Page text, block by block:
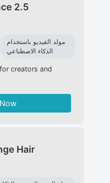
2.5
مولد الفيديو باستخدام
الذكاء الاصطناعي
creators and
Hair